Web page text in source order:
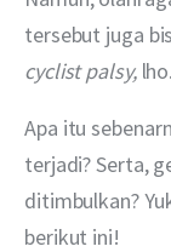
tersebut juga
cyclist palsy, lho.
Apa itu
terjadi? Serta,
ditimbulkan?
berikut ini!